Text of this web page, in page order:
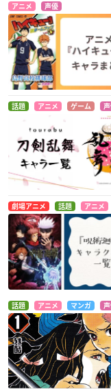
アニメ 声優
話題 アニメ ゲーム
劇場アニメ 話題 アニメ
話題 アニメ マンガ